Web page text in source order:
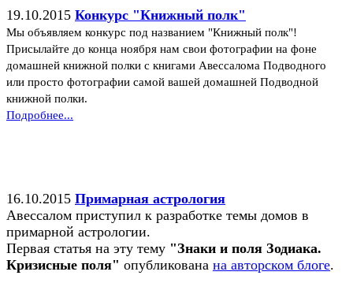
19.10.2015 Конкурс "Книжный полк"
Мы объявляем конкурс под названием "Книжный полк"!
Присылайте до конца ноября нам свои фотографии на фоне
домашней книжной полки с книгами Авессалома Подводного
или просто фотографии самой вашей домашней Подводной
книжной полки.
Подробнее...
16.10.2015 Примарная астрология
Авессалом приступил к разработке темы домов в
примарной астрологии.
Первая статья на эту тему "Знаки и поля Зодиака.
Кризисные поля" опубликована на авторском блоге.